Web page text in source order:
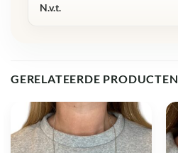
N.v.t.
GERELATEERDE PRODUCTEN